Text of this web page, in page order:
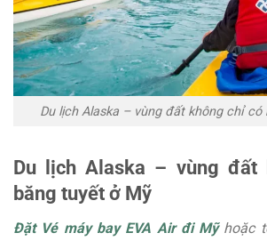
Du lịch Alaska – vùng đất không chỉ
Du lịch Alaska – vùng đất
băng tuyết ở Mỹ
Đặt Vé máy bay EVA Air đi Mỹhoặc